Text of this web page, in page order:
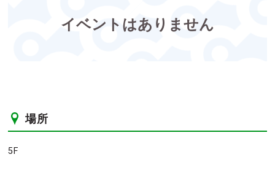
イベントはありません
場所
5F